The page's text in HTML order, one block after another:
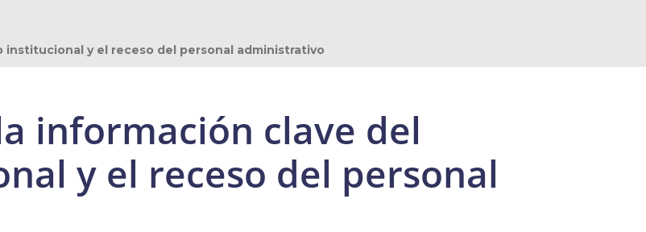
y el receso del personal administrativo
información clave del
y el receso del personal